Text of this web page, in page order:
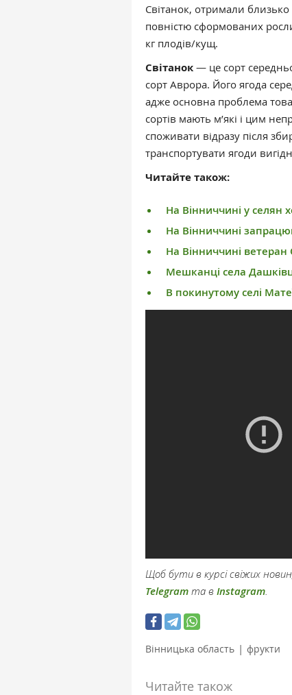
Світанок, отримали
повністю сформованих
кг плодів/кущ.
Світанок — це сорт
сорт Аврора. Його ягода
адже основна проблема
сортів мають м’які і цим
споживати відразу після
транспортувати ягоди
Читайте також:
На Вінниччині у селян
На Вінниччині
На Вінниччині
Мешканці села
В покинутому селі
Щоб бути в курсі свіжих
Telegram та в Instagram
Вінницька область | фрукти
Читайте також